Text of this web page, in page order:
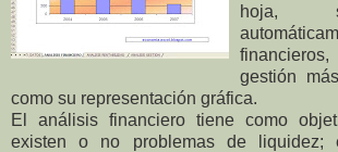
hoja,
gestión
como su representación gráfica.
El análisis financiero tiene como
existen o no problemas de